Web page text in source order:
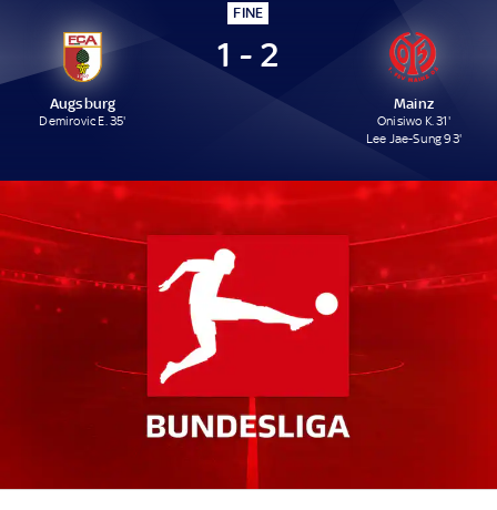
FINE
Augsburg
Demirovic E. 35'
1 - 2
Mainz
Onisiwo K. 31'
Lee Jae-Sung 93'
1 - 2